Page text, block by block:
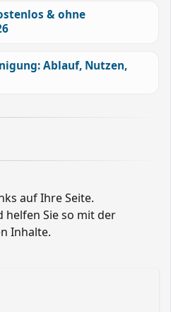
& ohne
Ablauf, Nutzen,
auf Ihre Seite.
helfen Sie so mit der
Inhalte.